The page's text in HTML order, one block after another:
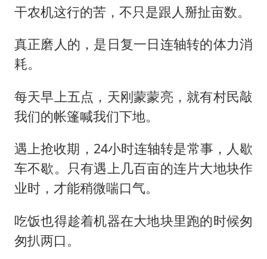
干农机这行的苦，不只是跟人掰扯亩数。
真正磨人的，是日复一日连轴转的体力消
耗。
每天早上五点，天刚蒙蒙亮，就有村民敲
我们的帐篷喊我们下地。
遇上抢收期，24小时连轴转是常事，人歇
车不歇。只有遇上几百亩的连片大地块作
业时，才能稍微喘口气。
吃饭也得趁着机器在大地块里跑的时候匆
匆扒两口。